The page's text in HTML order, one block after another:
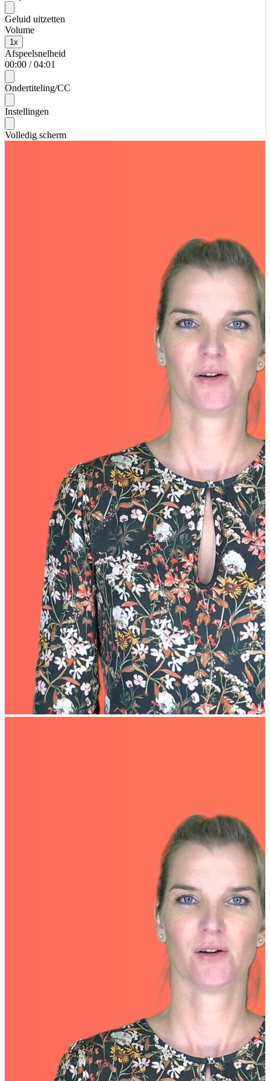
Geluid uitzetten
Volume
1x
Afspeelsnelheid
00:00 / 04:01
Ondertiteling/CC
Instellingen
Volledig scherm